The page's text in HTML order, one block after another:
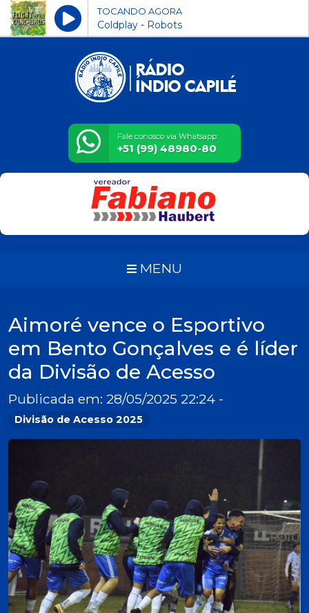
TOCANDO AGORA
Coldplay - Robots
Fale conosco via Whatsapp:
+51 (99) 48980-80
MENU
Aimoré vence o Esportivo
em Bento Gonçalves e é líder
da Divisão de Acesso
Publicada em: 28/05/2025 22:24 -
Divisão de Acesso 2025